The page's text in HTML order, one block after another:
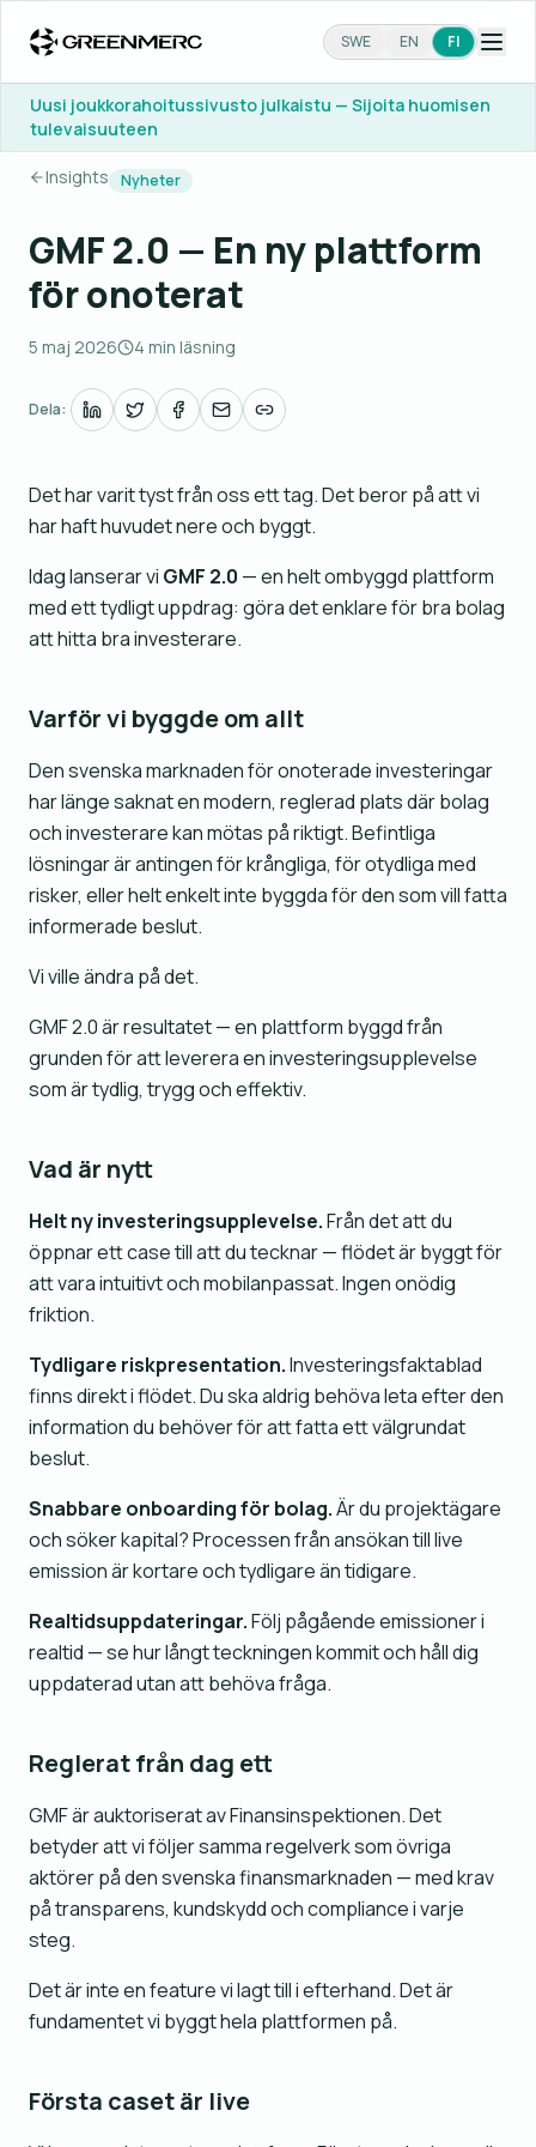
SWE EN FI
Uusi joukkorahoitussivusto julkaistu — Sijoita huomisen
tulevaisuuteen
Insights Nyheter
GMF 2.0 — En ny plattform
för onoterat
5 maj 2026 4 min läsning
Dela:
Det har varit tyst från oss ett tag. Det beror på att vi
har haft huvudet nere och byggt.
Idag lanserar vi GMF 2.0 — en helt ombyggd plattform
med ett tydligt uppdrag: göra det enklare för bra bolag
att hitta bra investerare.
Varför vi byggde om allt
Den svenska marknaden för onoterade investeringar
har länge saknat en modern, reglerad plats där bolag
och investerare kan mötas på riktigt. Befintliga
lösningar är antingen för krångliga, för otydliga med
risker, eller helt enkelt inte byggda för den som vill fatta
informerade beslut.
Vi ville ändra på det.
GMF 2.0 är resultatet — en plattform byggd från
grunden för att leverera en investeringsupplevelse
som är tydlig, trygg och effektiv.
Vad är nytt
Helt ny investeringsupplevelse.Från det att du
öppnar ett case till att du tecknar — flödet är byggt för
att vara intuitivt och mobilanpassat. Ingen onödig
friktion.
Tydligare riskpresentation.Investeringsfaktablad
finns direkt i flödet. Du ska aldrig behöva leta efter den
information du behöver för att fatta ett välgrundat
beslut.
Snabbare onboarding för bolag.Är du projektägare
och söker kapital? Processen från ansökan till live
emission är kortare och tydligare än tidigare.
Realtidsuppdateringar.Följ pågående emissioner i
realtid — se hur långt teckningen kommit och håll dig
uppdaterad utan att behöva fråga.
Reglerat från dag ett
GMF är auktoriserat av Finansinspektionen. Det
betyder att vi följer samma regelverk som övriga
aktörer på den svenska finansmarknaden — med krav
på transparens, kundskydd och compliance i varje
steg.
Det är inte en feature vi lagt till i efterhand. Det är
fundamentet vi byggt hela plattformen på.
Första caset är live